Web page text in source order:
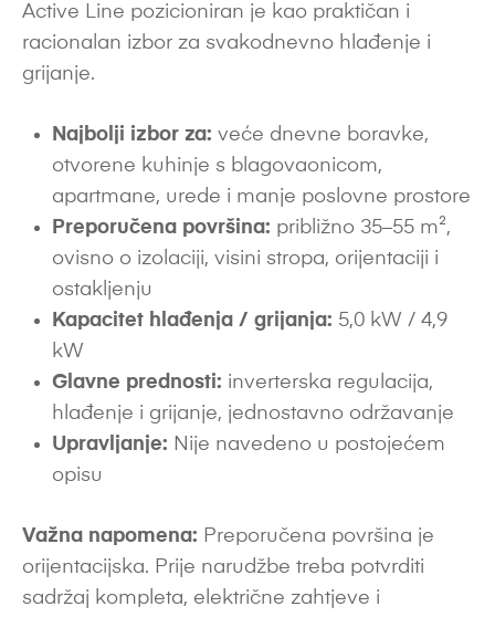
Active Line pozicioniran je kao praktičan i
racionalan izbor za svakodnevno hlađenje i
grijanje.
Najbolji izbor za: veće dnevne boravke,
otvorene kuhinje s blagovaonicom,
apartmane, urede i manje poslovne prostore
Preporučena površina: približno 35–55 m²,
ovisno o izolaciji, visini stropa, orijentaciji i
ostakljenju
Kapacitet hlađenja / grijanja: 5,0 kW / 4,9
kW
Glavne prednosti: inverterska regulacija,
hlađenje i grijanje, jednostavno održavanje
Upravljanje: Nije navedeno u postojećem
opisu
Važna napomena: Preporučena površina je
orijentacijska. Prije narudžbe treba potvrditi
sadržaj kompleta, električne zahtjeve i